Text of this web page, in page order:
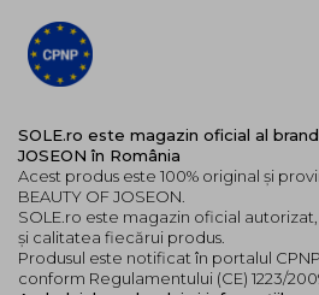
SOLE.ro este magazin oficial al
JOSEON în România
Acest produs este 100% original și
BEAUTY OF JOSEON.
SOLE.ro este magazin oficial
și calitatea fiecărui produs.
Produsul este notificat în portalul
conform Regulamentului (CE) 1223/